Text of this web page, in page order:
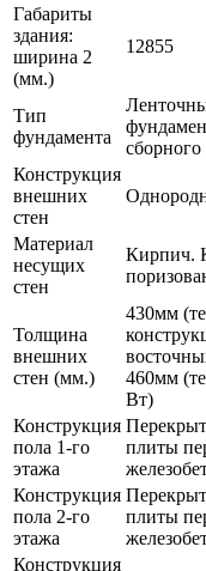
Габариты
здания:
ширина 2
(мм.)
12855
Тип
фундамента
сборного
Конструкция
внешних
стен
Материал
несущих
стен
Кирпич.
Толщина
внешних
стен (мм.)
430мм
460мм
Вт)
Конструкция
пола 1-го
этажа
плиты
Конструкция
пола 2-го
этажа
плиты
Конструкция